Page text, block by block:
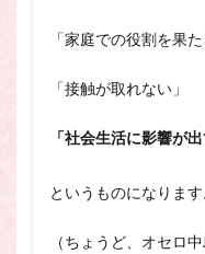
「家庭での役割を果た
「接触が取れない」
「社会生活に影響が出
というものになります
（ちょうど、オセロ